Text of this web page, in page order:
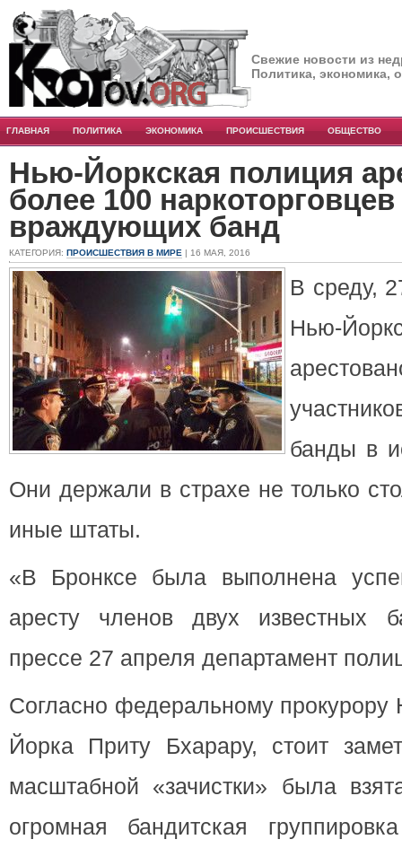
Свежие новости из
Политика, экономика,
ГЛАВНАЯ ПОЛИТИКА ЭКОНОМИКА ПРОИСШЕСТВИЯ ОБЩЕСТВО
Нью-Йоркская полиция
более 100
враждующих банд
КАТЕГОРИЯ: ПРОИСШЕСТВИЯ В МИРЕ | 16 МАЯ, 2016
В среду,
Нью-
банды в
Они держали в страхе не только
иные штаты.
«В Бронксе была выполнена
аресту членов двух
прессе 27 апреля департамент
Согласно федеральному прокурору
Йорка Приту Бхарару, стоит
масштабной «зачистки» была
огромная бандитская